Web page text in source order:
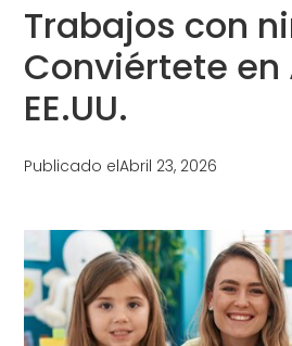
Trabajos con
Conviértete en
EE.UU.
Publicado elAbril 23, 2026